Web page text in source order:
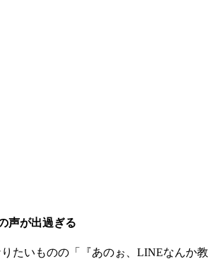
声が出過ぎる
たいものの「『あのぉ、LINEなんか